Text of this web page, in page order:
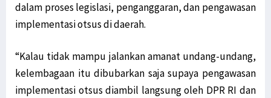
dalam proses legislasi, penganggaran, dan pengawasan
implementasi otsus di daerah.
“Kalau tidak mampu jalankan amanat undang-undang,
kelembagaan itu dibubarkan saja supaya pengawasan
implementasi otsus diambil langsung oleh DPR RI dan